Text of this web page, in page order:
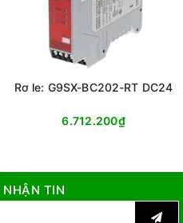
Rơ le: G9SX-BC202-RT DC24
6.712.200₫
TIN